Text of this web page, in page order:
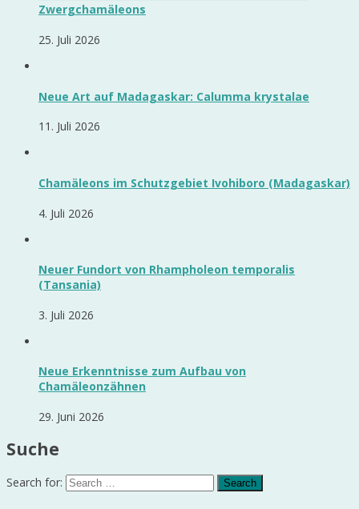
Zwergchamäleons
25. Juli 2026
Neue Art auf Madagaskar: Calumma krystalae
11. Juli 2026
Chamäleons im Schutzgebiet Ivohiboro (Madagaskar)
4. Juli 2026
Neuer Fundort von Rhampholeon temporalis
(Tansania)
3. Juli 2026
Neue Erkenntnisse zum Aufbau von
Chamäleonzähnen
29. Juni 2026
Suche
Search for: